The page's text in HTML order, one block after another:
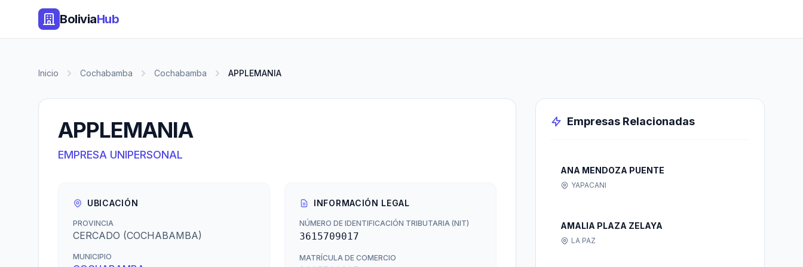
BoliviaHub
Inicio Cochabamba Cochabamba APPLEMANIA
APPLEMANIA
EMPRESA UNIPERSONAL
UBICACIÓN
PROVINCIA
CERCADO (COCHABAMBA)
MUNICIPIO
INFORMACIÓN LEGAL
NÚMERO DE IDENTIFICACIÓN TRIBUTARIA (NIT)
3615709017
MATRÍCULA DE COMERCIO
Empresas Relacionadas
ANA MENDOZA PUENTE
YAPACANI
AMALIA PLAZA ZELAYA
LA PAZ